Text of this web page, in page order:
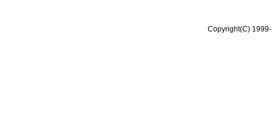
Copyright(C)